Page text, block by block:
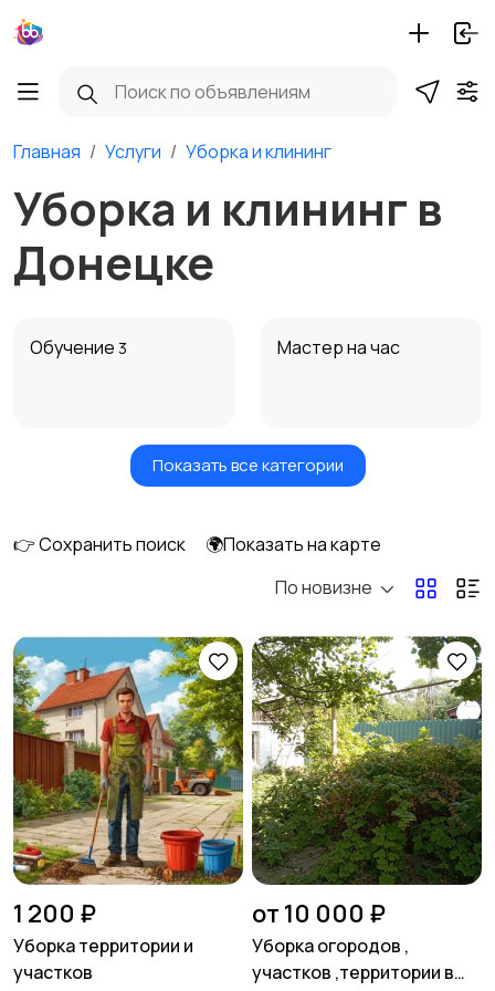
Главная Услуги Уборка и клининг
Уборка и клининг в
Донецке
Обучение 3 Мастер на час
Красота и здоровье
Транспорт,
IT, интернет, телеком
Деловые услуги Уборка и клининг5
Автоуслуги Ремонт техники
Организация
Фото- и видеосъемка
Показать все категории
👉 Сохранить поиск
🌍Показать на карте
По новизне
1 200 ₽
Уборка территории и
участков
от 10 000 ₽
Уборка огородов ,
участков ,территории в